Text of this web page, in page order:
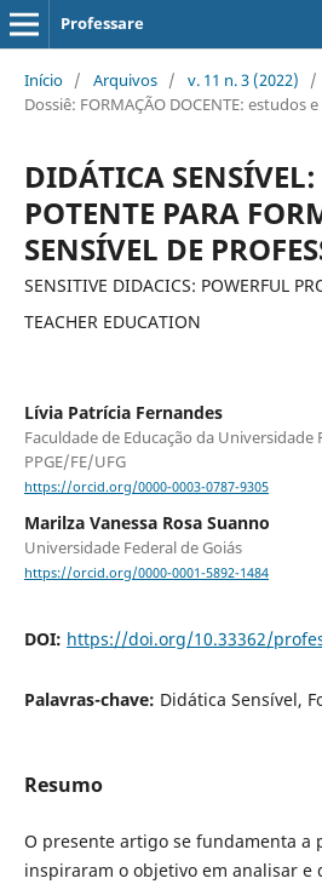
Professare
Início / Arquivos / v. 11 n. 3 (2022)
/
Dossiê: FORMAÇÃO DOCENTE: estudos
DIDÁTICA
POTENTE PARA
SENSÍVEL DE
SENSITIVE DIDACICS: POWERFUL
TEACHER EDUCATION
Lívia Patrícia Fernandes
Faculdade de Educação da Universidade
PPGE/FE/UFG
https://orcid.org/0000-0003-0787-9305
Marilza Vanessa Rosa Suanno
Universidade Federal de Goiás
https://orcid.org/0000-0001-5892-1484
DOI: https://doi.org/10.33362/
Palavras-chave: Didática Sensível,
Resumo
O presente artigo se fundamenta a
inspiraram o objetivo em analisar e